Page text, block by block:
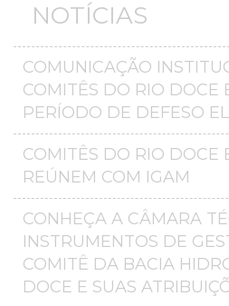
NOTÍCIAS
COMUNICAÇÃO
COMITÊS DO RIO DOCE
PERÍODO DE DEFESO
COMITÊS DO RIO DOCE
REÚNEM COM IGAM
CONHEÇA A CÂMARA
INSTRUMENTOS DE
COMITÊ DA BACIA
DOCE E SUAS